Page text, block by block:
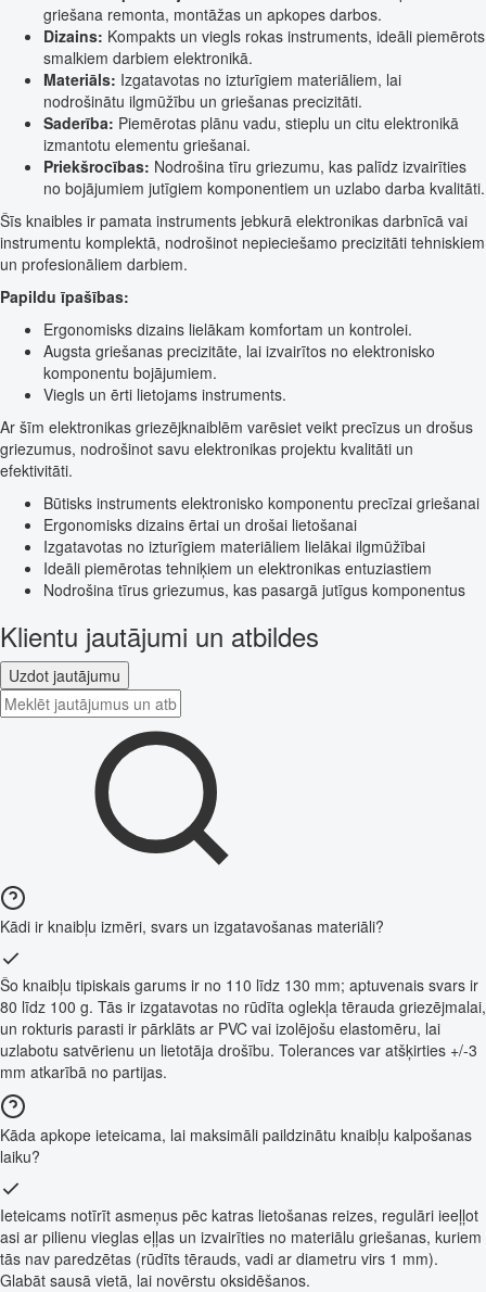
griešana remonta, montāžas un apkopes darbos.
Dizains: Kompakts un viegls rokas instruments, ideāli piemērots
smalkiem darbiem elektronikā.
Materiāls: Izgatavotas no izturīgiem materiāliem, lai
nodrošinātu ilgmūžību un griešanas precizitāti.
Saderība: Piemērotas plānu vadu, stieplu un citu elektronikā
izmantotu elementu griešanai.
Priekšrocības: Nodrošina tīru griezumu, kas palīdz izvairīties
no bojājumiem jutīgiem komponentiem un uzlabo darba kvalitāti.
Šīs knaibles ir pamata instruments jebkurā elektronikas darbnīcā vai
instrumentu komplektā, nodrošinot nepieciešamo precizitāti tehniskiem
un profesionāliem darbiem.
Papildu īpašības:
Ergonomisks dizains lielākam komfortam un kontrolei.
Augsta griešanas precizitāte, lai izvairītos no elektronisko
komponentu bojājumiem.
Viegls un ērti lietojams instruments.
Ar šīm elektronikas griezējknaiblēm varēsiet veikt precīzus un drošus
griezumus, nodrošinot savu elektronikas projektu kvalitāti un
efektivitāti.
Būtisks instruments elektronisko komponentu precīzai griešanai
Ergonomisks dizains ērtai un drošai lietošanai
Izgatavotas no izturīgiem materiāliem lielākai ilgmūžībai
Ideāli piemērotas tehniķiem un elektronikas entuziastiem
Nodrošina tīrus griezumus, kas pasargā jutīgus komponentus
Klientu jautājumi un atbildes
Uzdot jautājumu
Kādi ir knaibļu izmēri, svars un izgatavošanas materiāli?
Šo knaibļu tipiskais garums ir no 110 līdz 130 mm; aptuvenais svars ir
80 līdz 100 g. Tās ir izgatavotas no rūdīta oglekļa tērauda griezējmalai,
un rokturis parasti ir pārklāts ar PVC vai izolējošu elastomēru, lai
uzlabotu satvērienu un lietotāja drošību. Tolerances var atšķirties +/-3
mm atkarībā no partijas.
Kāda apkope ieteicama, lai maksimāli paildzinātu knaibļu kalpošanas
laiku?
Ieteicams notīrīt asmeņus pēc katras lietošanas reizes, regulāri ieeļļot
asi ar pilienu vieglas eļļas un izvairīties no materiālu griešanas, kuriem
tās nav paredzētas (rūdīts tērauds, vadi ar diametru virs 1 mm).
Glabāt sausā vietā, lai novērstu oksidēšanos.